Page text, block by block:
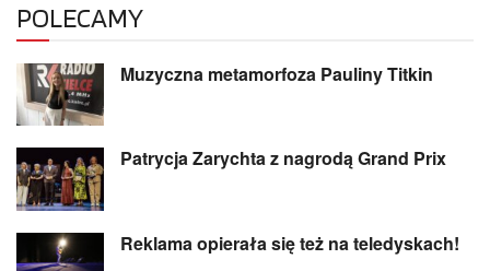
POLECAMY
Muzyczna metamorfoza Pauliny Titkin
Patrycja Zarychta z nagrodą Grand Prix
Reklama opierała się też na teledyskach!